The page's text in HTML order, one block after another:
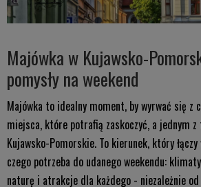
Majówka w Kujawsko-
pomysły na weekend
Majówka to idealny moment, by wyrwać się z
miejsca, które potrafią zaskoczyć, a jednym
Kujawsko-Pomorskie. To kierunek, który
czego potrzeba do udanego weekendu:
naturę i atrakcje dla każdego - niezależnie